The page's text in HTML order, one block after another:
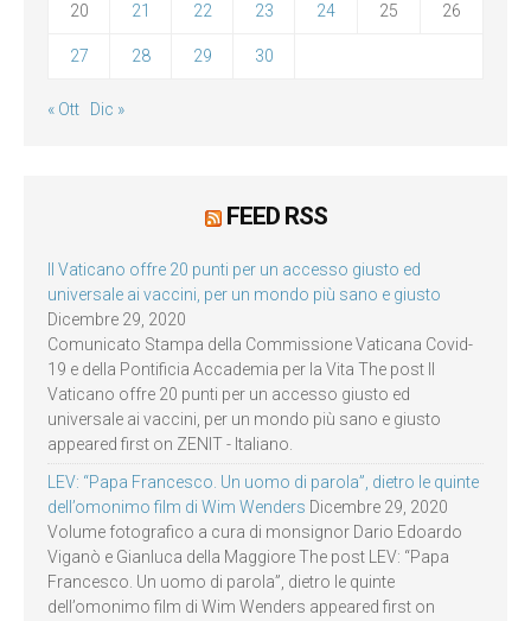
20 21 22 23 24 25 26
27 28 29 30
« Ott Dic »
FEED RSS
Il Vaticano offre 20 punti per un accesso giusto ed
universale ai vaccini, per un mondo più sano e giusto
Dicembre 29, 2020
Comunicato Stampa della Commissione Vaticana Covid-
19 e della Pontificia Accademia per la Vita The post Il
Vaticano offre 20 punti per un accesso giusto ed
universale ai vaccini, per un mondo più sano e giusto
appeared first on ZENIT - Italiano.
LEV: “Papa Francesco. Un uomo di parola”, dietro le quinte
dell’omonimo film di Wim Wenders Dicembre 29, 2020
Volume fotografico a cura di monsignor Dario Edoardo
Viganò e Gianluca della Maggiore The post LEV: “Papa
Francesco. Un uomo di parola”, dietro le quinte
dell’omonimo film di Wim Wenders appeared first on